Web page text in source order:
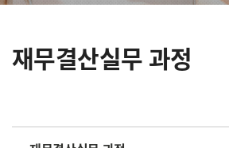
재무결산실무 과정